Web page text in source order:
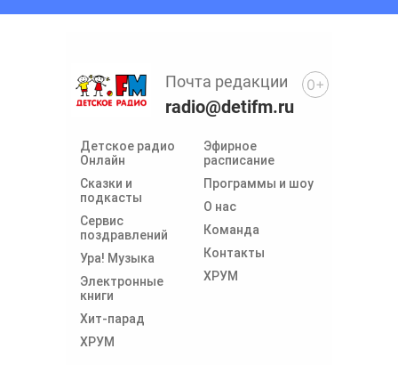
Детское радио
Онлайн
Сказки и
подкасты
Сервис
поздравлений
Ура! Музыка
Электронные
книги
Хит-парад
ХРУМ
Эфирное
расписание
Программы и шоу
О нас
Команда
Контакты
ХРУМ
Почта редакции
radio@detifm.ru
0+